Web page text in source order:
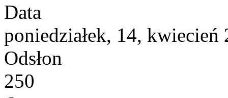
Data
poniedziałek, 14, kwiecień
Odsłon
250